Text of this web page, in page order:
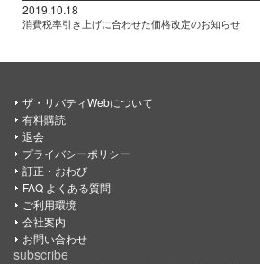
2019.10.18
消費税率引き上げに合わせた価格改定のお知らせ
ザ・リバティWebについて
有料購読
退会
プライバシーポリシー
訂正・おわび
FAQ よくある質問
ご利用環境
会社案内
お問い合わせ
subscribe